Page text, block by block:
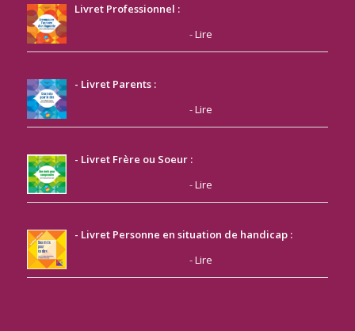
Livret Professionnel :
-Lire
- Livret Parents :
-Lire
- Livret Frère ou Soeur :
-Lire
- Livret Personne en situation de handicap :
-Lire